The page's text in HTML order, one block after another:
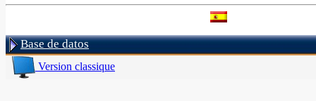
Base de datos
Version classique